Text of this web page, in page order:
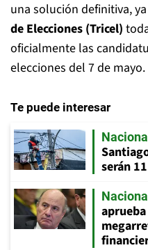
una solución definitiva, ya
de Elecciones (Tricel)
oficialmente las
elecciones del 7 de mayo.
Te puede interesar
Nacional
serán
Nacional